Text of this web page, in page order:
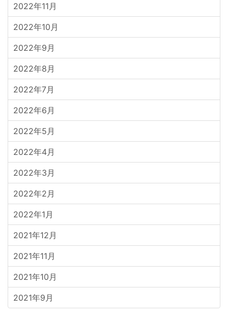
2022年11月
2022年10月
2022年9月
2022年8月
2022年7月
2022年6月
2022年5月
2022年4月
2022年3月
2022年2月
2022年1月
2021年12月
2021年11月
2021年10月
2021年9月